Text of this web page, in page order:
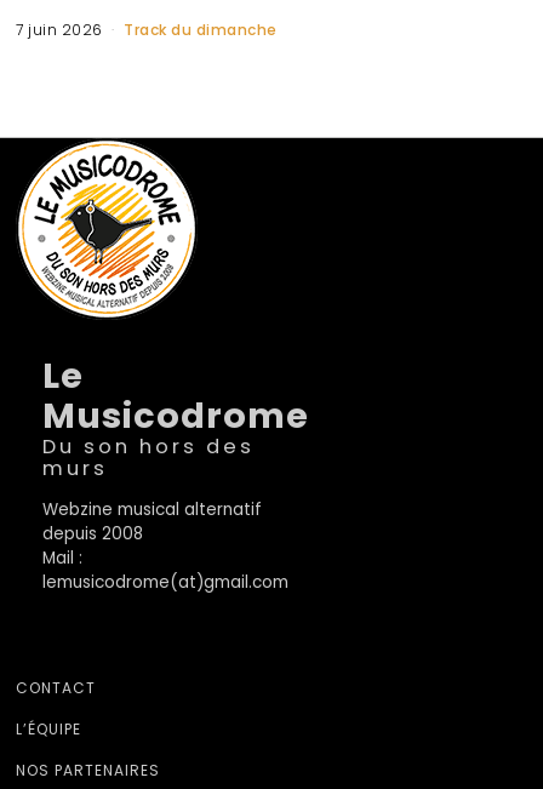
7 juin 2026 Track du dimanche
Le
Musicodrome
Du son hors des
murs
Webzine musical alternatif
depuis 2008
Mail :
lemusicodrome(at)gmail.com
CONTACT
L’ÉQUIPE
NOS PARTENAIRES